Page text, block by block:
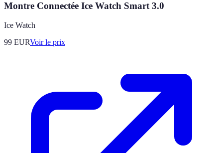
Montre Connectée Ice Watch Smart 3.0
Ice Watch
99 EURVoir le prix